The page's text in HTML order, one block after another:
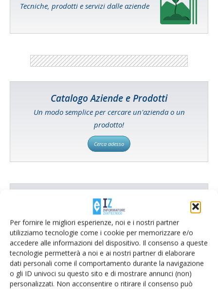
Per fornire le migliori esperienze, noi e i nostri partner
utilizziamo tecnologie come i cookie per memorizzare e/o
accedere alle informazioni del dispositivo. Il consenso a queste
tecnologie permetterà a noi e ai nostri partner di elaborare
dati personali come il comportamento durante la navigazione
o gli ID univoci su questo sito e di mostrare annunci (non)
personalizzati. Non acconsentire o ritirare il consenso può
Tecniche, prodotti e servizi dalle aziende
Catalogo Aziende e Prodotti
Un modo semplice per cercare un'azienda o un
prodotto!
Cerca adesso
L'Esperto risponde
I consigli di Terra e Vita agli agricoltori
Cerca adesso